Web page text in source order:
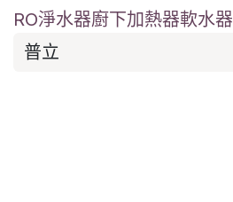
RO淨水器廚下加熱器軟水器